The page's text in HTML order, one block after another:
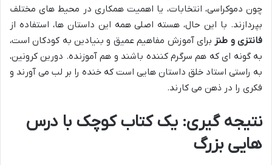
چون دموکراسی، انتخابات، یا اهمیت همکاری در محیط های مختلف
بپردازند. با این حال، هسته اصلی همه این داستان ها، استفاده از
فانتزی و طنز برای آموزش مفاهیم عمیق و بنیادین به کودکان است،
به گونه ای که هم سرگرم کننده باشند و هم آموزنده. دورین کرونین،
به راستی استاد خلق داستان هایی است که خنده را بر لب می آورند و
فکری را در ذهن می کارند.
نتیجه گیری: یک کتاب کوچک با درس
هایی بزرگ